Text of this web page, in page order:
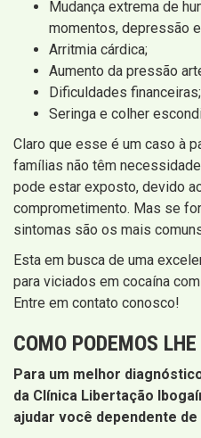
Mudança extrema de
momentos, depressão
Arritmia cárdica;
Aumento da pressão
Dificuldades financeiras;
Seringa e colher
Claro que esse é um caso à
famílias não têm
pode estar exposto, devido
comprometimento. Mas se
sintomas são os mais
Esta em busca de uma
para viciados em cocaína
Entre em contato conosco!
COMO PODEMOS
Para um melhor
da Clínica Libertação
ajudar você dependente